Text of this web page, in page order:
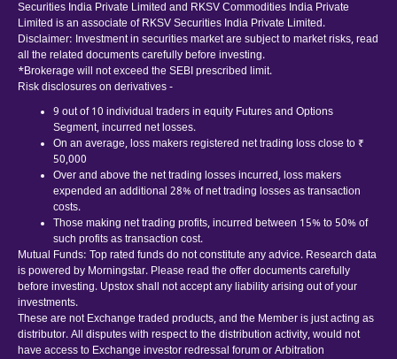
Securities India Private Limited and RKSV Commodities India Private
Limited is an associate of RKSV Securities India Private Limited.
Disclaimer: Investment in securities market are subject to market risks, read
all the related documents carefully before investing.
*Brokerage will not exceed the SEBI prescribed limit.
Risk disclosures on derivatives -
9 out of 10 individual traders in equity Futures and Options
Segment, incurred net losses.
On an average, loss makers registered net trading loss close to ₹
50,000
Over and above the net trading losses incurred, loss makers
expended an additional 28% of net trading losses as transaction
costs.
Those making net trading profits, incurred between 15% to 50% of
such profits as transaction cost.
Mutual Funds: Top rated funds do not constitute any advice. Research data
is powered by Morningstar. Please read the offer documents carefully
before investing. Upstox shall not accept any liability arising out of your
investments.
These are not Exchange traded products, and the Member is just acting as
distributor. All disputes with respect to the distribution activity, would not
have access to Exchange investor redressal forum or Arbitration